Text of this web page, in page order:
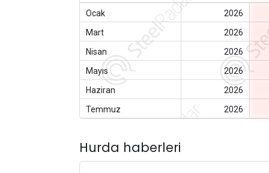
Ocak 2026
Mart
2026
Nisan
2026
Mayıs
2026
Haziran
2026
Temmuz
2026
Hurda haberleri